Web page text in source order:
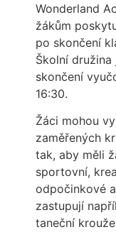
Wonderland
žákům
po skončení
Školní
skončení
16:30.
Žáci mohou
zaměřených
tak, aby měli
sportovní,
odpočinkové
zastupují
taneční